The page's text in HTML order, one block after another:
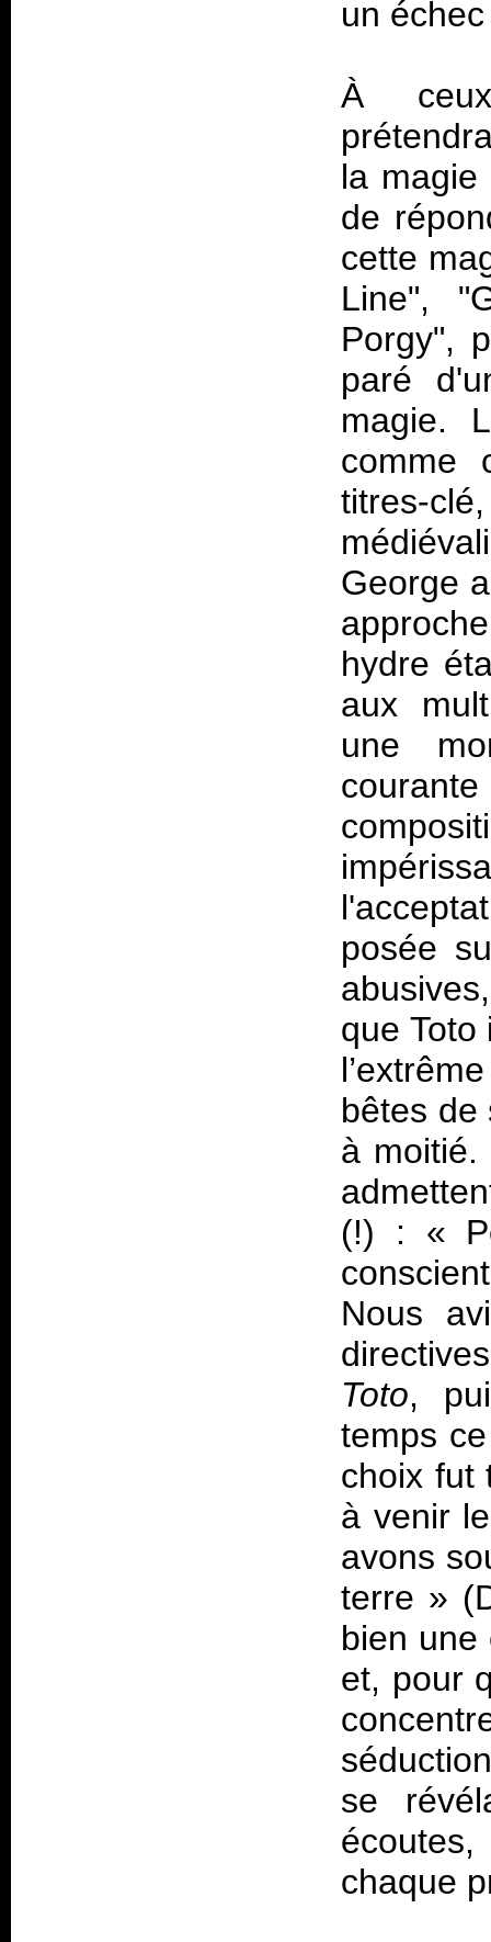
un
À
la magie
de
cette
Line",
Porgy",
paré
magie.
comme
titres-
George
hydre
aux
une
posée
que
bêtes de
à moitié.
(!) : «
Nous
Toto,
temps
choix fut
à venir
avons
terre »
bien
et, pour
se
écoutes,
chaque